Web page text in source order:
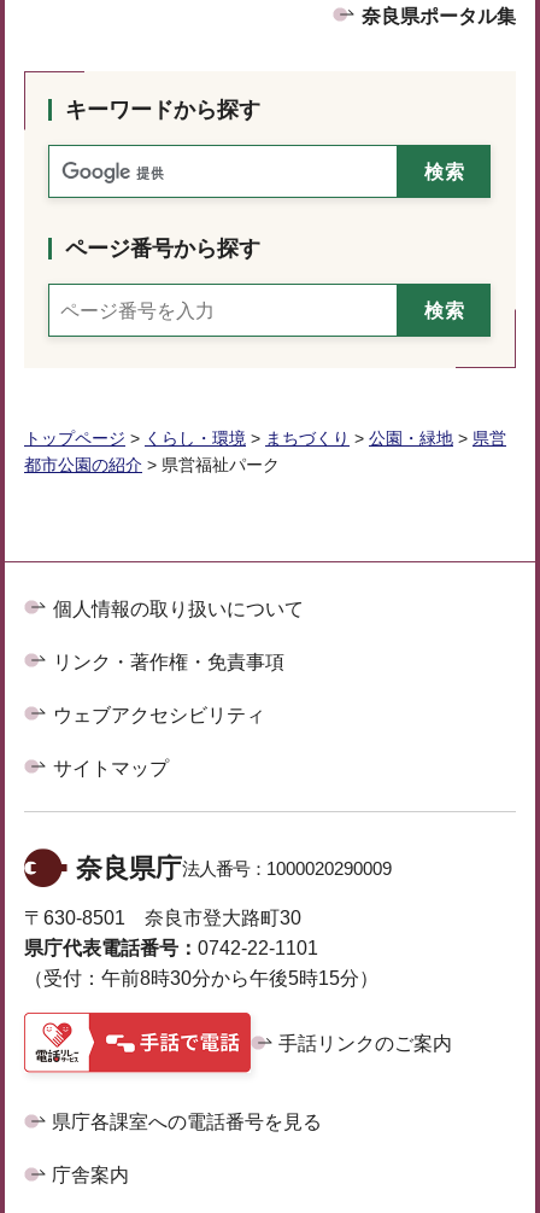
奈良県ポータル集
キーワードから探す
ページ番号から探す
トップページ > くらし・環境 > まちづくり > 公園・緑地 > 県営
都市公園の紹介 > 県営福祉パーク
個人情報の取り扱いについて
リンク・著作権・免責事項
ウェブアクセシビリティ
サイトマップ
奈良県庁法人番号： 1000020290009
〒630-8501 奈良市登大路町30
県庁代表電話番号： 0742-22-1101
（受付：午前8時30分から午後5時15分）
手話リンクのご案内
県庁各課室への電話番号を見る
庁舎案内